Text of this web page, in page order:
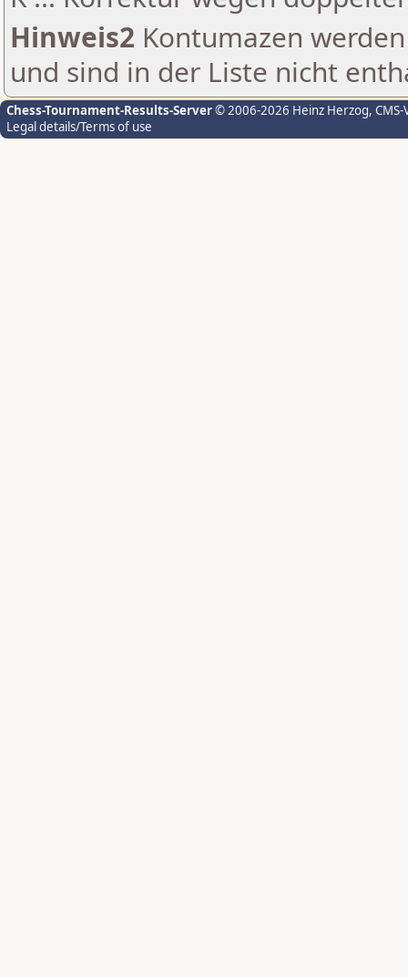
Hinweis2 Kontumazen
und sind in der Liste nicht
Chess-Tournament-Results-Server© 2006-2026 Heinz Herzog,
Legal details/Terms of use